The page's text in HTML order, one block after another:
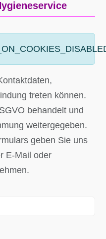
treten können.
behandelt und
weitergegeben.
geben Sie uns
E-Mail oder